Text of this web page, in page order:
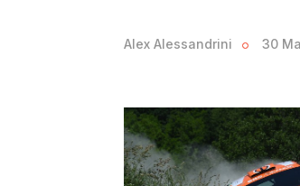
Alex Alessandrini 30